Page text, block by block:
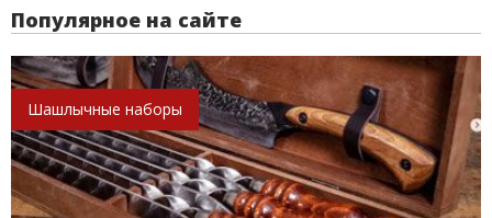
Популярное на сайте
Шашлычные наборы